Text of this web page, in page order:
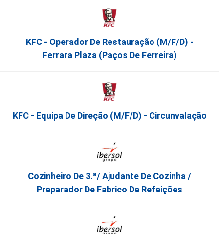
KFC - Operador De Restauração (m/f/d) -
Ferrara Plaza (Paços De Ferreira)
KFC - Equipa De Direção (m/f/d) - Circunvalação
Cozinheiro De 3.ª/ Ajudante De Cozinha /
Preparador De Fabrico De Refeições